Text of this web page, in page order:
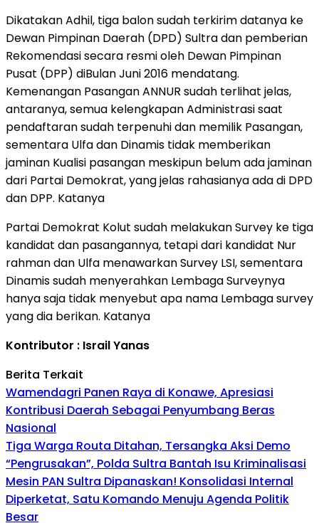
Dikatakan Adhil, tiga balon sudah terkirim datanya ke
Dewan Pimpinan Daerah (DPD) Sultra dan pemberian
Rekomendasi secara resmi oleh Dewan Pimpinan
Pusat (DPP) diBulan Juni 2016 mendatang.
Kemenangan Pasangan ANNUR sudah terlihat jelas,
antaranya, semua kelengkapan Administrasi saat
pendaftaran sudah terpenuhi dan memilik Pasangan,
sementara Ulfa dan Dinamis tidak memberikan
jaminan Kualisi pasangan meskipun belum ada jaminan
dari Partai Demokrat, yang jelas rahasianya ada di DPD
dan DPP. Katanya
Partai Demokrat Kolut sudah melakukan Survey ke tiga
kandidat dan pasangannya, tetapi dari kandidat Nur
rahman dan Ulfa menawarkan Survey LSI, sementara
Dinamis sudah menyerahkan Lembaga Surveynya
hanya saja tidak menyebut apa nama Lembaga survey
yang dia berikan. Katanya
Kontributor : Israil Yanas
Berita Terkait
Wamendagri Panen Raya di Konawe, Apresiasi
Kontribusi Daerah Sebagai Penyumbang Beras
Nasional
Tiga Warga Routa Ditahan, Tersangka Aksi Demo
“Pengrusakan”, Polda Sultra Bantah Isu Kriminalisasi
Mesin PAN Sultra Dipanaskan! Konsolidasi Internal
Diperketat, Satu Komando Menuju Agenda Politik
Besar